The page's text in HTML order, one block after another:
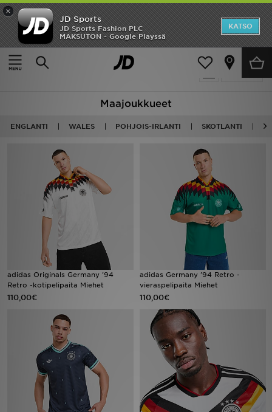
×
JD Sports
JD Sports Fashion PLC
MAKSUTON - Google Playssä
KATSO
Etusivu
International Fotboll Teams
Suodata
103 tuotetta
Maajoukkueet
ENGLANTI WALES POHJOIS-IRLANTI SKOTLANTI
adidas Originals Germany '94
Retro -kotipelipaita Miehet
110,00€
adidas Germany '94 Retro -
vieraspelipaita Miehet
110,00€
Etusivu
Ale
Miehet
Tuotemerkit
Inspiroidu
Jalkapallo
Urheilu
Lataa JD-sovellus
Minun JD
Minun viestini